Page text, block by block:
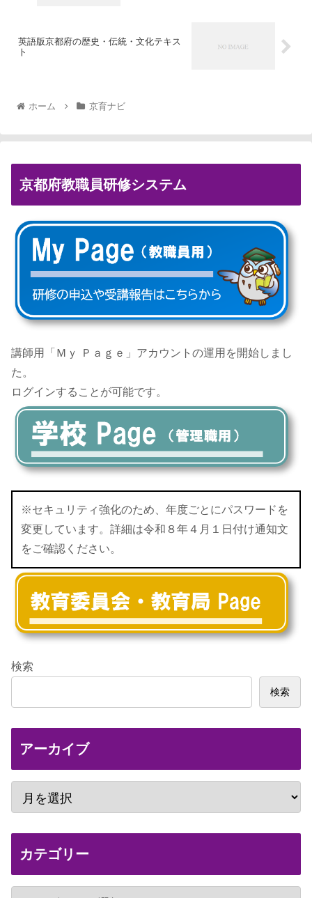
英語版京都府の歴史・伝統・文化テキス
ト
ホーム 京育ナビ
京都府教職員研修システム
講師用「Ｍｙ Ｐａｇｅ」アカウントの運用を開始しまし
た。
ログインすることが可能です。
※セキュリティ強化のため、年度ごとにパスワードを
変更しています。詳細は令和８年４月１日付け通知文
をご確認ください。
検索
検索
アーカイブ
カテゴリー